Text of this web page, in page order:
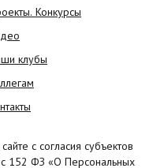
Конкурсы
клубы
с согласия субъектов
с 152 ФЗ «О Персональных